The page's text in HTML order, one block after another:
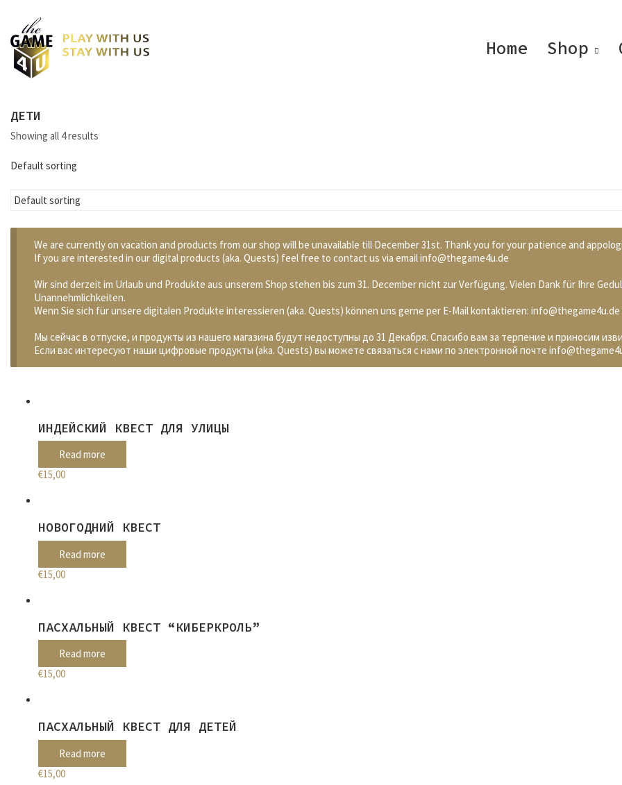
Home Shop
ДЕТИ
Showing all 4 results
Default sorting
We are currently on vacation and products from our shop will be unavailable till December 31st. Thank you for your patience and
If you are interested in our digital products (aka. Quests) feel free to contact us via email info@thegame4u.de
Wir sind derzeit im Urlaub und Produkte aus unserem Shop stehen bis zum 31. December nicht zur Verfügung. Vielen Dank für Ihre
Unannehmlichkeiten.
Wenn Sie sich für unsere digitalen Produkte interessieren (aka. Quests) können uns gerne per E-Mail kontaktieren: info@thegame4u.de
Мы сейчас в отпуске, и продукты из нашего магазина будут недоступны до 31 Декабря. Спасибо вам за терпение и приносим
Если вас интересуют наши цифровые продукты (aka. Quests) вы можете связаться с нами по электронной почте
ИНДЕЙСКИЙ КВЕСТ ДЛЯ УЛИЦЫ
Read more
€15,00
НОВОГОДНИЙ КВЕСТ
Read more
€15,00
ПАСХАЛЬНЫЙ КВЕСТ “КИБЕРКРОЛЬ”
Read more
€15,00
ПАСХАЛЬНЫЙ КВЕСТ ДЛЯ ДЕТЕЙ
Read more
€15,00